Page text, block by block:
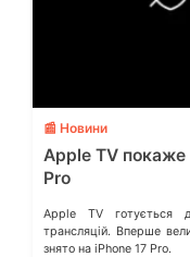
📰 Новини
Apple TV покаже
Pro
Apple TV готується
трансляцій. Вперше
знято на iPhone 17 Pro.